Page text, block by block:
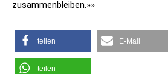
zusammenbleiben.»»
teilen E-Mail
teilen